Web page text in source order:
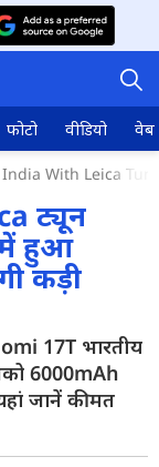
फोटो वीडियो वेब
With Leica
ट्यून
में हुआ
कड़ी
17T भारतीय
6000mAh
जानें कीमत